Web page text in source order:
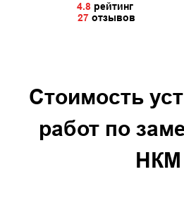
4.8 рейтинг
27 отзывов
Стоимость
работ по
НКМ